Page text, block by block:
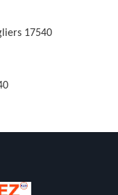
17540